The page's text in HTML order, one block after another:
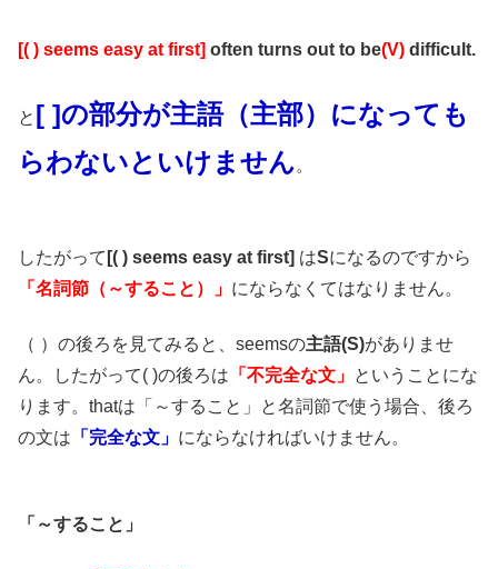
[( ) seems easy at first] often turns out to be(V) difficult.
と [ ]の部分が主語（主部）になっても
らわないといけません。
したがって [( ) seems easy at first] はSになるのですから
「名詞節（～すること）」 にならなくてはなりません。
（ ）の後ろを見てみると、seemsの主語(S)がありませ
ん。したがって( )の後ろは 「不完全な文」 ということにな
ります。thatは「～すること」と名詞節で使う場合、後ろ
の文は 「完全な文」 にならなければいけません。
「～すること」